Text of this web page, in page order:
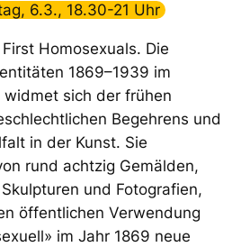
6.3., 18.30-21 Uhr
Homosexuals. Die
1869–1939 im
widmet sich der frühen
Begehrens und
in der Kunst. Sie
rund achtzig Gemälden,
und Fotografien,
öffentlichen Verwendung
im Jahr 1869 neue